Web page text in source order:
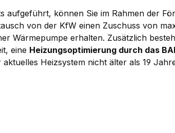
aufgeführt, können Sie im Rahmen der
von der KfW einen Zuschuss von
Wärmepumpe erhalten. Zusätzlich
eine Heizungsoptimierung durch das
Heizsystem nicht älter als 19